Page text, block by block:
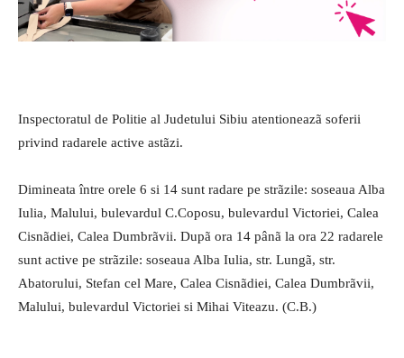
Inspectoratul de Politie al Judetului Sibiu atentioneazã soferii
privind radarele active astãzi.
Dimineata între orele 6 si 14 sunt radare pe strãzile: soseaua Alba
Iulia, Malului, bulevardul C.Coposu, bulevardul Victoriei, Calea
Cisnãdiei, Calea Dumbrãvii. Dupã ora 14 pânã la ora 22 radarele
sunt active pe strãzile: soseaua Alba Iulia, str. Lungã, str.
Abatorului, Stefan cel Mare, Calea Cisnãdiei, Calea Dumbrãvii,
Malului, bulevardul Victoriei si Mihai Viteazu. (C.B.)